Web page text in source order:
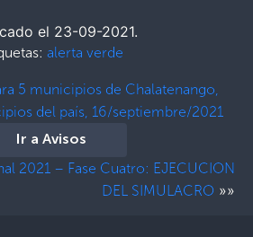
el 23-09-2021.
alerta verde
5 municipios de Chalatenango,
del país, 16/septiembre/2021
Ir a Avisos
2021 – Fase Cuatro: EJECUCION
DEL SIMULACRO »»